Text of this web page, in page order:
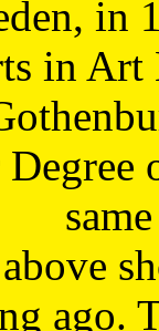
in
in Art
ago.